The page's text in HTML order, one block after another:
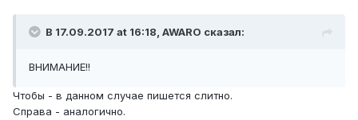
В 17.09.2017 at 16:18, AWARO сказал:
ВНИМАНИЕ!!
Чтобы - в данном случае пишется слитно.
Справа - аналогично.